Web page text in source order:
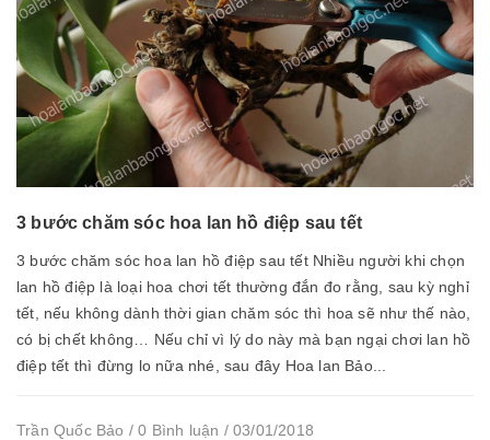
3 bước chăm sóc hoa lan hồ điệp sau tết
3 bước chăm sóc hoa lan hồ điệp sau tết Nhiều người khi chọn
lan hồ điệp là loại hoa chơi tết thường đắn đo rằng, sau kỳ nghỉ
tết, nếu không dành thời gian chăm sóc thì hoa sẽ như thế nào,
có bị chết không… Nếu chỉ vì lý do này mà bạn ngại chơi lan hồ
điệp tết thì đừng lo nữa nhé, sau đây Hoa lan Bảo...
Trần Quốc Bảo / 0 Bình luận / 03/01/2018